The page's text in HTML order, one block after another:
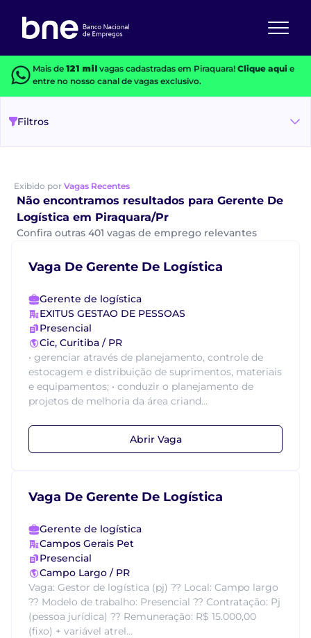
Mais de 121 milvagas cadastradas em Piraquara! Clique aquie
entre no nosso canal de vagas exclusivo.
Filtros
Exibido por Vagas Recentes
Não encontramos resultados para Gerente De
Logística em Piraquara/Pr
Confira outras 401 vagas de emprego relevantes
Vaga De Gerente De Logística
Gerente de logística
EXITUS GESTAO DE PESSOAS
Presencial
Cic, Curitiba / PR
• gerenciar através de planejamento, controle de
estocagem e distribuição de suprimentos, materiais
e equipamentos; • conduzir o planejamento de
projetos de melhoria da área criand...
Abrir Vaga
Vaga De Gerente De Logística
Gerente de logística
Campos Gerais Pet
Presencial
Campo Largo / PR
Vaga: Gestor de logística (pj) ?? Local: Campo largo
?? Modelo de trabalho: Presencial ?? Contratação: Pj
(pessoa jurídica) ?? Remuneração: R$ 15.000,00
(fixo) + variável atrel...